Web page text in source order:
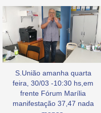
S.União amanha quarta
feira, 30/03 -10:30 hs,em
frente Fórum Marília
manifestação 37,47 nada